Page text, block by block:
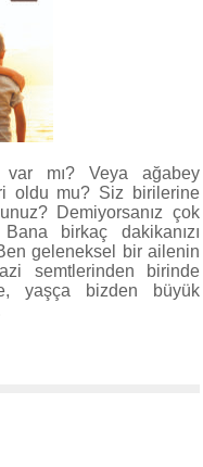
mı? Veya ağabey
oldu mu? Siz birilerine
Demiyorsanız çok
birkaç dakikanızı
Ben geleneksel bir ailenin
semtlerinden birinde
yaşça bizden büyük